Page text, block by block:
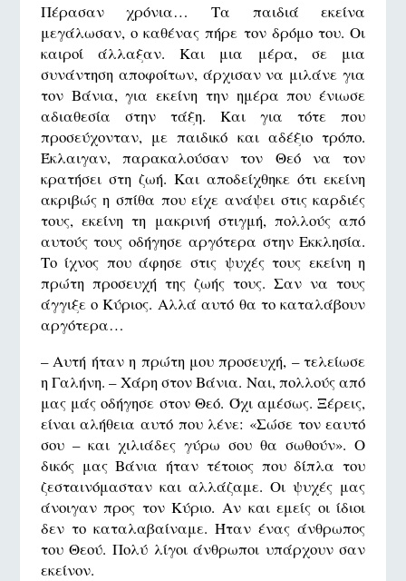
Πέρασαν χρόνια… Τα παιδιά εκείνα
μεγάλωσαν, ο καθένας πήρε τον δρόμο του. Οι
καιροί άλλαξαν. Και μια μέρα, σε μια
συνάντηση αποφοίτων, άρχισαν να μιλάνε για
τον Βάνια, για εκείνη την ημέρα που ένιωσε
αδιαθεσία στην τάξη. Και για τότε που
προσεύχονταν, με παιδικό και αδέξιο τρόπο.
Έκλαιγαν, παρακαλούσαν τον Θεό να τον
κρατήσει στη ζωή. Και αποδείχθηκε ότι εκείνη
ακριβώς η σπίθα που είχε ανάψει στις καρδιές
τους, εκείνη τη μακρινή στιγμή, πολλούς από
αυτούς τους οδήγησε αργότερα στην Εκκλησία.
Το ίχνος που άφησε στις ψυχές τους εκείνη η
πρώτη προσευχή της ζωής τους. Σαν να τους
άγγιξε ο Κύριος. Αλλά αυτό θα το καταλάβουν
αργότερα…
– Αυτή ήταν η πρώτη μου προσευχή, – τελείωσε
η Γαλήνη. – Χάρη στον Βάνια. Ναι, πολλούς από
μας μάς οδήγησε στον Θεό. Όχι αμέσως. Ξέρεις,
είναι αλήθεια αυτό που λένε: «Σώσε τον εαυτό
σου – και χιλιάδες γύρω σου θα σωθούν». Ο
δικός μας Βάνια ήταν τέτοιος που δίπλα του
ζεσταινόμασταν και αλλάζαμε. Οι ψυχές μας
άνοιγαν προς τον Κύριο. Αν και εμείς οι ίδιοι
δεν το καταλαβαίναμε. Ήταν ένας άνθρωπος
του Θεού. Πολύ λίγοι άνθρωποι υπάρχουν σαν
εκείνον.